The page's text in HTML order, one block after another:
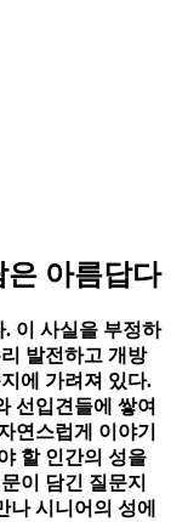
은 아름답다
이 사실을 부정하
발전하고 개방
에 가려져 있다.
선입견들에 쌓여
연스럽게 이야기
할 인간의 성을
이 담긴 질문지
시니어의 성에